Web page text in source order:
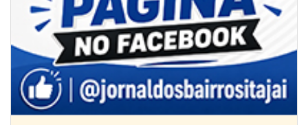
07/08/2026 | 18:12
Festa das Tradições Brasileiras reúne 4.145 pessoas na estreia, e
Reginaldo Sama sobe ao palco nesta sexta, às 19h
BALNEÁRIO CAMBORIÚ